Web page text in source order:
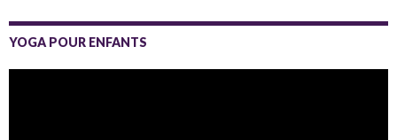
YOGA POUR ENFANTS